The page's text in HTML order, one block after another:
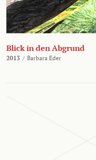
Blick in den Abgrund
2013 / Barbara Eder